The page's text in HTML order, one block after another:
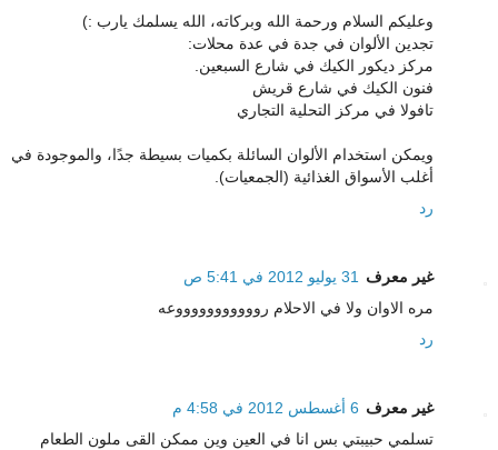
وعليكم السلام ورحمة الله وبركاته، الله يسلمك يارب :)
تجدين الألوان في جدة في عدة محلات:
مركز ديكور الكيك في شارع السبعين.
فنون الكيك في شارع قريش
تافولا في مركز التحلية التجاري
ويمكن استخدام الألوان السائلة بكميات بسيطة جدًا، والموجودة في
أغلب الأسواق الغذائية (الجمعيات).
رد
غير معرف
31 يوليو 2012 في 5:41 ص
مره الاوان ولا في الاحلام روووووووووووعه
رد
غير معرف 6 أغسطس 2012 في 4:58 م
تسلمي حبيبتي بس انا في العين وين ممكن القى ملون الطعام